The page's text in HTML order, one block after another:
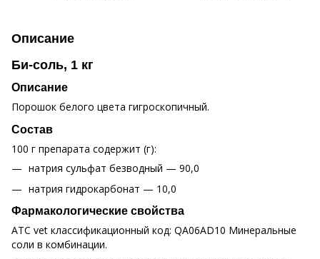
Описание
Би-соль, 1 кг
Описание
Порошок белого цвета гигроскопичный.
Состав
100 г препарата содержит (г):
натрия сульфат безводный — 90,0
натрия гидрокарбонат — 10,0
Фармакологические свойства
ATC vet классификационный код: QA06AD10 Минеральные
соли в комбинации.